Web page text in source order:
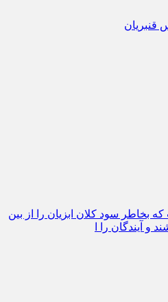
قنبریان
بخاطر سود کلان ابزیان را از بین
و آیندگان را ا